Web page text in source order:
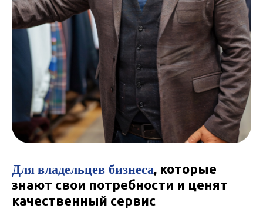
Длявладельцев бизнеса, которые
знают свои потребности и ценят
качественный сервис